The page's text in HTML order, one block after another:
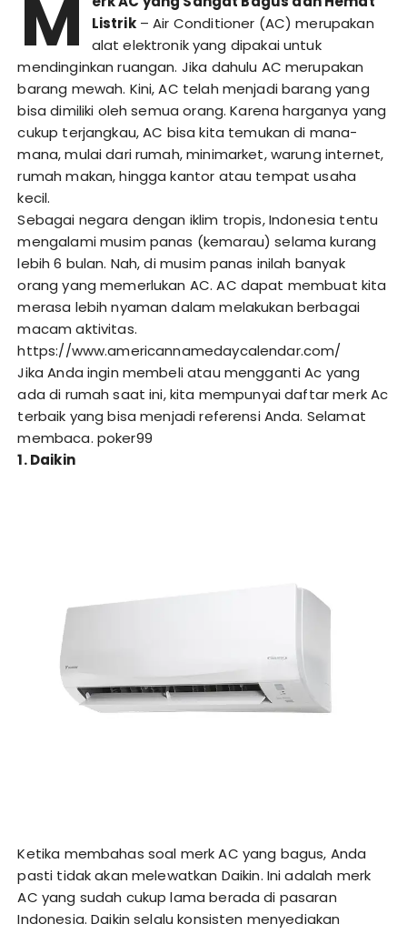
M
Listrik– Air Conditioner (AC) merupakan
alat elektronik yang dipakai untuk
mendinginkan ruangan. Jika dahulu AC merupakan
barang mewah. Kini, AC telah menjadi barang yang
bisa dimiliki oleh semua orang. Karena harganya yang
cukup terjangkau, AC bisa kita temukan di mana-
mana, mulai dari rumah, minimarket, warung internet,
rumah makan, hingga kantor atau tempat usaha
kecil.
Sebagai negara dengan iklim tropis, Indonesia tentu
mengalami musim panas (kemarau) selama kurang
lebih 6 bulan. Nah, di musim panas inilah banyak
orang yang memerlukan AC. AC dapat membuat kita
merasa lebih nyaman dalam melakukan berbagai
macam aktivitas.
https://www.americannamedaycalendar.com/
Jika Anda ingin membeli atau mengganti Ac yang
ada di rumah saat ini, kita mempunyai daftar merk Ac
terbaik yang bisa menjadi referensi Anda. Selamat
membaca. poker99
1. Daikin
Ketika membahas soal merk AC yang bagus, Anda
pasti tidak akan melewatkan Daikin. Ini adalah merk
AC yang sudah cukup lama berada di pasaran
Indonesia. Daikin selalu konsisten menyediakan